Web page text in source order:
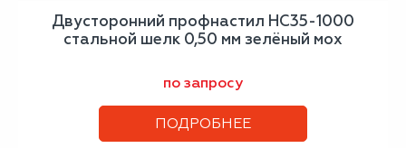
Двусторонний профнастил НС35-1000
стальной шелк 0,50 мм зелёный мох
по запросу
ПОДРОБНЕЕ